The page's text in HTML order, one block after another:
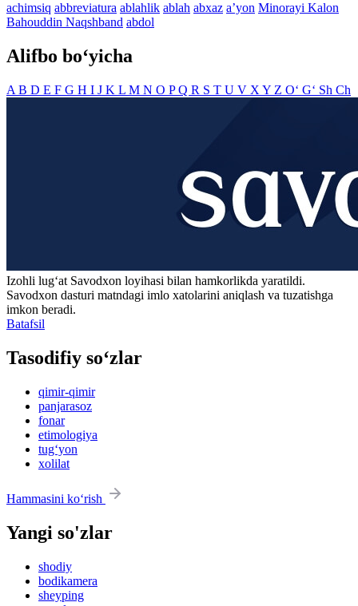
achimsiq abbreviatura ablahlik ablah abxaz aʼyon Minorayi Kalon
Bahouddin Naqshband abdol
Alifbo bo‘yicha
A B D E F G H I J K L M N O PQ R S T U V X Y Z O‘ G‘ Sh Ch
Izohli lugʻat Savodxon loyihasi bilan hamkorlikda yaratildi.
Savodxon dasturi matndagi imlo xatolarini aniqlash va tuzatishga
imkon beradi.
Batafsil
Tasodifiy so‘zlar
qimir-qimir
panjarasoz
fonar
etimologiya
tug‘yon
xolilat
Hammasini ko‘rish
Yangi so'zlar
shodiy
bodikamera
sheyping